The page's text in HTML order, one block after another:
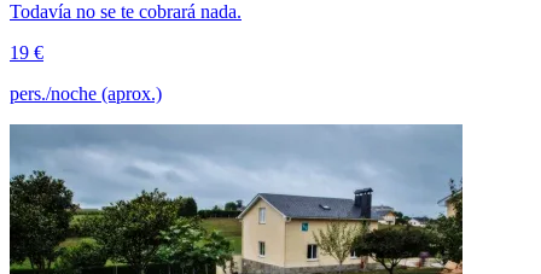
Todavía no se te cobrará nada.
19 €
pers./noche (aprox.)